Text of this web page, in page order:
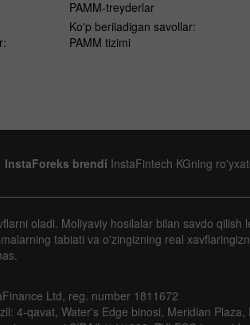
PAMM-treyderlar
Ko'p beriladigan savollar:
PAMM tizimi
InstaForeks brendi InstaFintech KGning
oladi. Moliyaviy hosilalar bilan savdo
tabiati va o'zingizning real
Ltd, reg. number 1811672
4-qavat, Water's Edge binosi, Meridian